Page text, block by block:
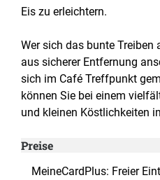
Eis zu erleichtern.
Wer sich das bunte
aus sicherer Entfernung
sich im Café Treffpunkt
können Sie bei einem
und kleinen Köstlichkeiten
Preise
MeineCardPlus: Freier